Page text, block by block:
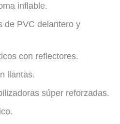
inflable.
de PVC delantero y
con reflectores.
llantas.
súper reforzadas.